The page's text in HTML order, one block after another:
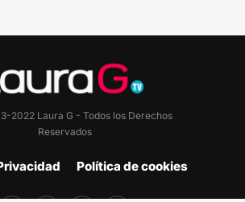
2022 Laura G - Todos los Derechos
Reservados
Política de cookies